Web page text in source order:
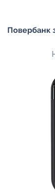
Повербанк